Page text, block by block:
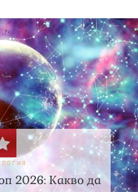
2026: Какво да